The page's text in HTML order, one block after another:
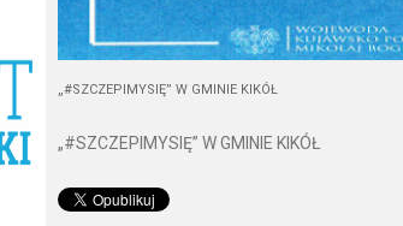
„#SZCZEPIMYSIĘ” W GMINIE KIKÓŁ
„#SZCZEPIMYSIĘ” W GMINIE KIKÓŁ